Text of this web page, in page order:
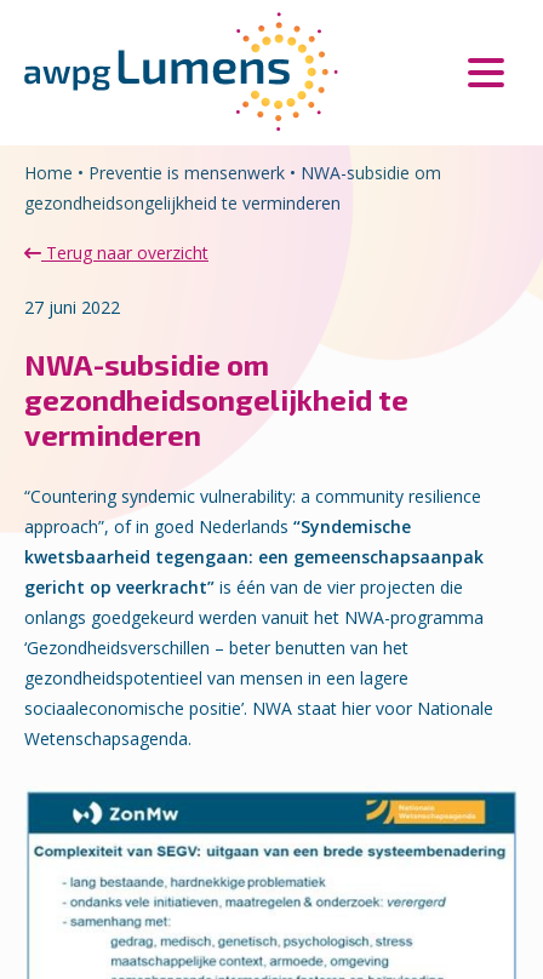
Home • Preventie is mensenwerk • NWA-subsidie om
gezondheidsongelijkheid te verminderen
Terug naar overzicht
27 juni 2022
NWA-subsidie om
gezondheidsongelijkheid te
verminderen
“Countering syndemic vulnerability: a community resilience
approach”, of in goed Nederlands “Syndemische
kwetsbaarheid tegengaan: een gemeenschapsaanpak
gericht op veerkracht” is één van de vier projecten die
onlangs goedgekeurd werden vanuit het NWA-programma
‘Gezondheidsverschillen – beter benutten van het
gezondheidspotentieel van mensen in een lagere
sociaaleconomische positie’. NWA staat hier voor Nationale
Wetenschapsagenda.